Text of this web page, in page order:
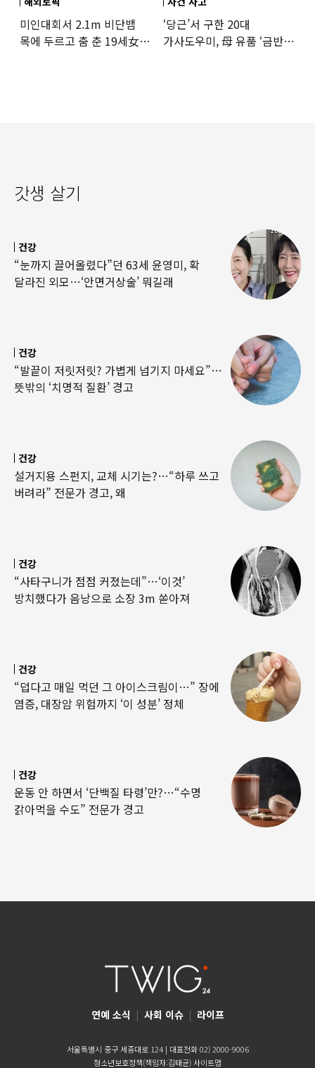
미인대회서 2.1m 비단뱀
목에 두르고 춤 춘 19세女
‘당근’서 구한 20대
가사도우미, 母 유품 ‘금반지
갓생 살기
건강
“눈까지 끌어올렸다”던 63세 윤영미, 확
달라진 외모…‘안면거상술’ 뭐길래
건강
“발끝이 저릿저릿? 가볍게 넘기지 마세요”…
뜻밖의 ‘치명적 질환’ 경고
건강
설거지용 스펀지, 교체 시기는?…“하루 쓰고
버려라” 전문가 경고, 왜
건강
“사타구니가 점점 커졌는데”…‘이것’
방치했다가 음낭으로 소장 3m 쏟아져
건강
“덥다고 매일 먹던 그 아이스크림이…” 장에
염증, 대장암 위험까지 ‘이 성분’ 정체
건강
운동 안 하면서 ‘단백질 타령’만?…“수명
갉아먹을 수도” 전문가 경고
연예 소식 | 사회 이슈 | 라이프
서울특별시 중구 세종대로 124 | 대표전화 02) 2000-9006
청소년보호정책(책임자:김태균)사이트맵